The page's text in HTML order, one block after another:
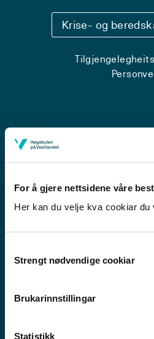
For å gjere nettsidene våre
Her kan du velje kva cookiar du
Selection
Strengt nødvendige cookiar
Brukarinnstillingar
Statistikk
Krise- og
Sogndal
Stord